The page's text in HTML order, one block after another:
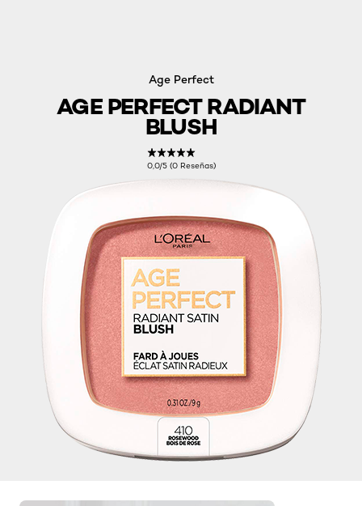
Age Perfect
AGE PERFECT RADIANT
BLUSH
0,0/5 (0 Reseñas)